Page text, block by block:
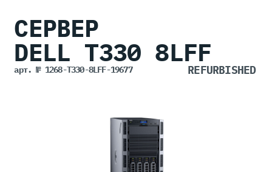
СЕРВЕР
DELL T330 8LFF
арт. № 1268-T330-8LFF-19677